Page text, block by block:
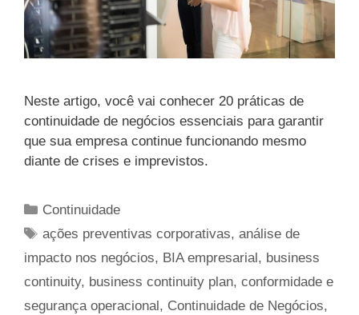
Neste artigo, você vai conhecer 20 práticas de
continuidade de negócios essenciais para garantir
que sua empresa continue funcionando mesmo
diante de crises e imprevistos.
Categorias
Continuidade
Tags
ações preventivas corporativas,análise de
impacto nos negócios, BIA empresarial , business
continuity, business continuity plan, conformidade e
segurança operacional , Continuidade de Negócios,